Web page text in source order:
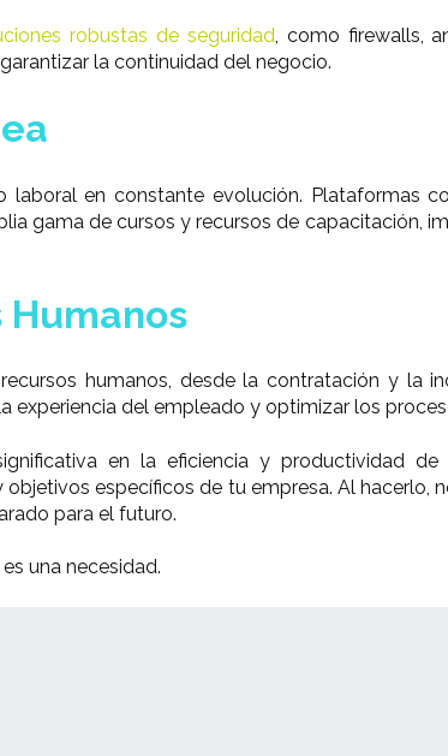
robustas de seguridad , como firewalls,
la continuidad del negocio.
en constante evolución. Plataformas
gama de cursos y recursos de capacitación,
humanos, desde la contratación y la
del empleado y optimizar los
en la eficiencia y productividad de
específicos de tu empresa. Al hacerlo,
para el futuro.
una necesidad.